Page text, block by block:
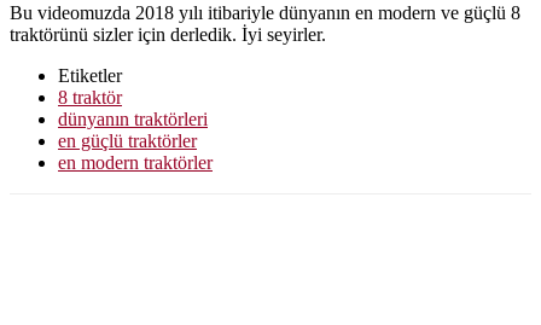
Bu videomuzda 2018 yılı itibariyle dünyanın en modern ve güçlü 8
traktörünü sizler için derledik. İyi seyirler.
Etiketler
8 traktör
dünyanın traktörleri
en güçlü traktörler
en modern traktörler